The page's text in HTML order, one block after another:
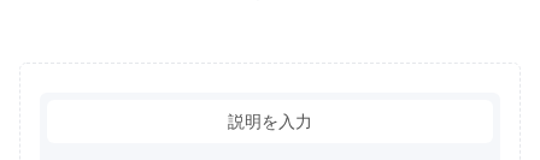
説明を入力